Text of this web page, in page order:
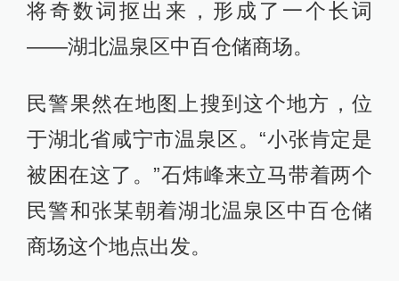
将奇数词抠出来，形成了一个长词
——湖北温泉区中百仓储商场。
民警果然在地图上搜到这个地方，位
于湖北省咸宁市温泉区。“小张肯定是
被困在这了。”石炜峰来立马带着两个
民警和张某朝着湖北温泉区中百仓储
商场这个地点出发。